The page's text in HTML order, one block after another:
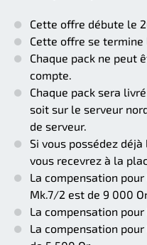
Cette offre débute le
Cette offre se termine
Chaque pack ne peut
compte.
Chaque pack sera
soit sur le serveur
de serveur.
Si vous possédez
vous recevrez à la
La compensation
Mk.7/2 est de 9 000
La compensation
La compensation